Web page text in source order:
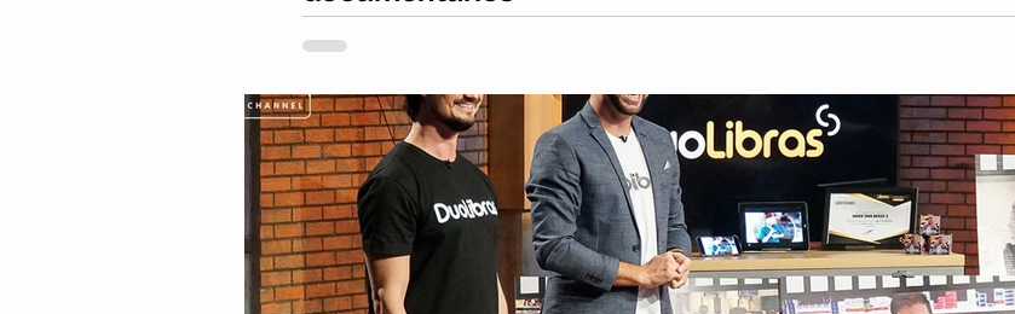
Janeiro é o mês dedicado à reflexão sobre os desafios enfrentados por pessoas